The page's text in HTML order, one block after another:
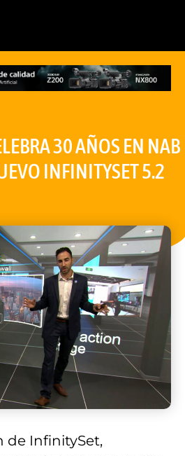
30 AÑOS EN NAB
INFINITYSET 5.2
de InfinitySet,